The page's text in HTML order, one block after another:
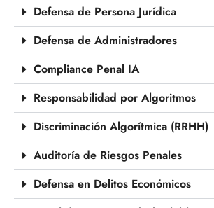
Defensa de Persona Jurídica
Defensa de Administradores
Compliance Penal IA
Responsabilidad por Algoritmos
Discriminación Algorítmica (RRHH)
Auditoría de Riesgos Penales
Defensa en Delitos Económicos